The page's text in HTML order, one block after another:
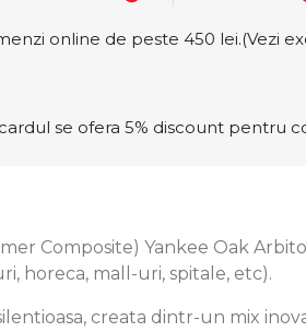
online de peste 450 lei.(Vezi
se ofera 5% discount pentru
Composite) Yankee Oak
horeca, mall-uri, spitale, etc).
creata dintr-un mix